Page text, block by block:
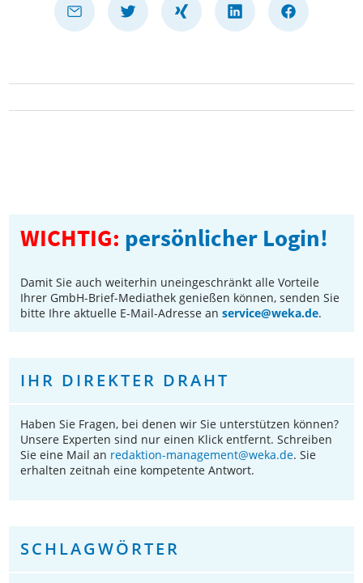
WICHTIG: persönlicher Login!
Damit Sie auch weiterhin uneingeschränkt alle Vorteile
Ihrer GmbH-Brief-Mediathek genießen können, senden Sie
bitte Ihre aktuelle E-Mail-Adresse anservice@weka.de.
IHR DIREKTER DRAHT
Haben Sie Fragen, bei denen wir Sie unterstützen können?
Unsere Experten sind nur einen Klick entfernt. Schreiben
Sie eine Mail an redaktion-management@weka.de. Sie
erhalten zeitnah eine kompetente Antwort.
SCHLAGWÖRTER